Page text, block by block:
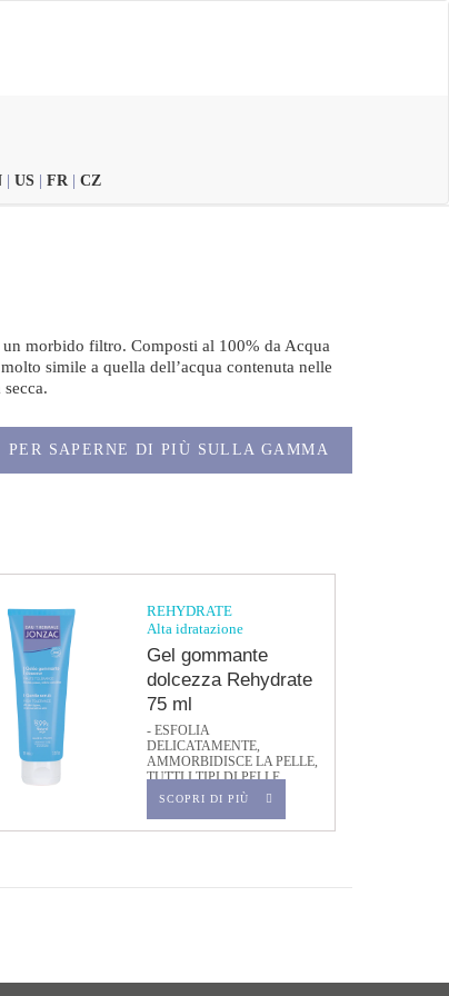
US FR CZ
morbido filtro. Composti al 100% da Acqua
simile a quella dell’acqua contenuta nelle
PER SAPERNE DI PIÙ SULLA GAMMA
REHYDRATE
Alta idratazione
Gel gommante
dolcezza Rehydrate
75 ml
- ESFOLIA
DELICATAMENTE,
AMMORBIDISCE LA PELLE,
TUTTI I TIPI DI PELLE,
ANCHE SENSIBILI -
SCOPRI DI PIÙ